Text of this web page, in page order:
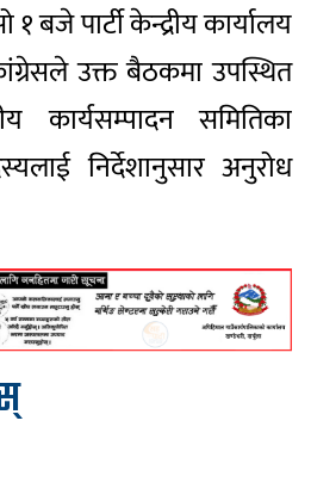
बजे पार्टी केन्द्रीय कार्यालय
उक्त बैठकमा उपस्थित
कार्यसम्पादन समितिका
निर्देशानुसार अनुरोध